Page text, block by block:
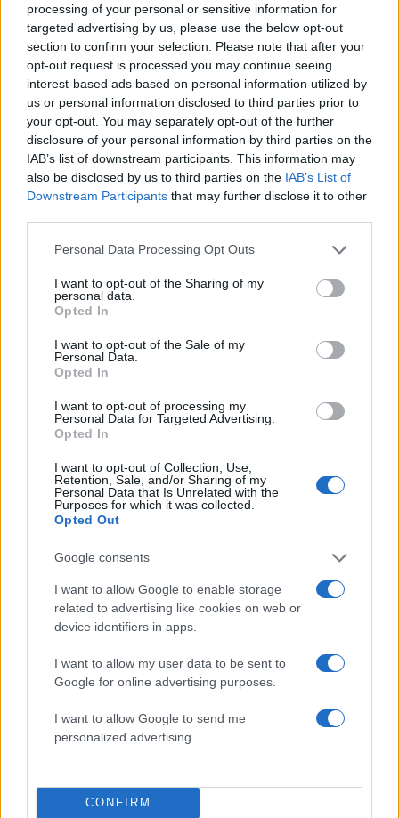
processing of your personal or sensitive information for
targeted advertising by us, please use the below opt-out
section to confirm your selection. Please note that after your
opt-out request is processed you may continue seeing
interest-based ads based on personal information utilized by
us or personal information disclosed to third parties prior to
your opt-out. You may separately opt-out of the further
disclosure of your personal information by third parties on the
IAB’s list of downstream participants. This information may
also be disclosed by us to third parties on the IAB’s List of
Downstream Participants that may further disclose it to other
Please note that this website/app uses one or more Google
not limited to your visit or usage behaviour. You may click to
grant or deny consent to Google and its third-party tags to
use your data for below specified purposes in below Google
consent section.
Personal Data Processing Opt Outs
I want to opt-out of the Sharing of my
personal data.
Opted In
I want to opt-out of the Sale of my
Personal Data.
Opted In
I want to opt-out of processing my
Personal Data for Targeted Advertising.
Opted In
I want to opt-out of Collection, Use,
Retention, Sale, and/or Sharing of my
Personal Data that Is Unrelated with the
Purposes for which it was collected.
Opted Out
Google consents
I want to allow Google to enable storage
related to advertising like cookies on web or
device identifiers in apps.
I want to allow my user data to be sent to
Google for online advertising purposes.
I want to allow Google to send me
personalized advertising.
CONFIRM
Σχολίασε εδώ
50 /50
Υποβολή σχολίου
Όροι Χρήσης. Το site προστατεύεται από reCAPTCHA, ισχύουν
Πολιτική Απορρήτου&
ΑΠΟΦΟΙΤΗΣΗ
ΔΙΣΕΚΑΤΟΜΜΥΡΙΟΥΧΟΣ
ΡΟΜΠΕΡΤ ΣΜΙΘ
ΦΟΙΤΗΤΙΚΑ ΔΑΝΕΙΑ
Share:
Ακολουθήστε το Νewsit.gr στοGoogle News
ενημερωθείτε πρώτοι για όλη την ειδησεογραφία και τα
τελευταία νέα της ημέρας
Πιο δημοφιλή
Κωνσταντίνος Αργυρός και Αλεξάνδρα
Νίκα κάνουν διακοπές με πολυτελές γιοτ
με τα δύο παιδιά τους
Ελίζαμπεθ Ελέτσι και Νεκτάριος Λεμονίδης
πήγαν στον Άγιο Νεκτάριο Βούλας για να
Ηφαίστειο Σαντορίνης: Ένας 15χρονος που
δεν πρόλαβε να ξεφύγει από το τσουνάμι
μπορεί να αλλάξει τη χρονολογία της